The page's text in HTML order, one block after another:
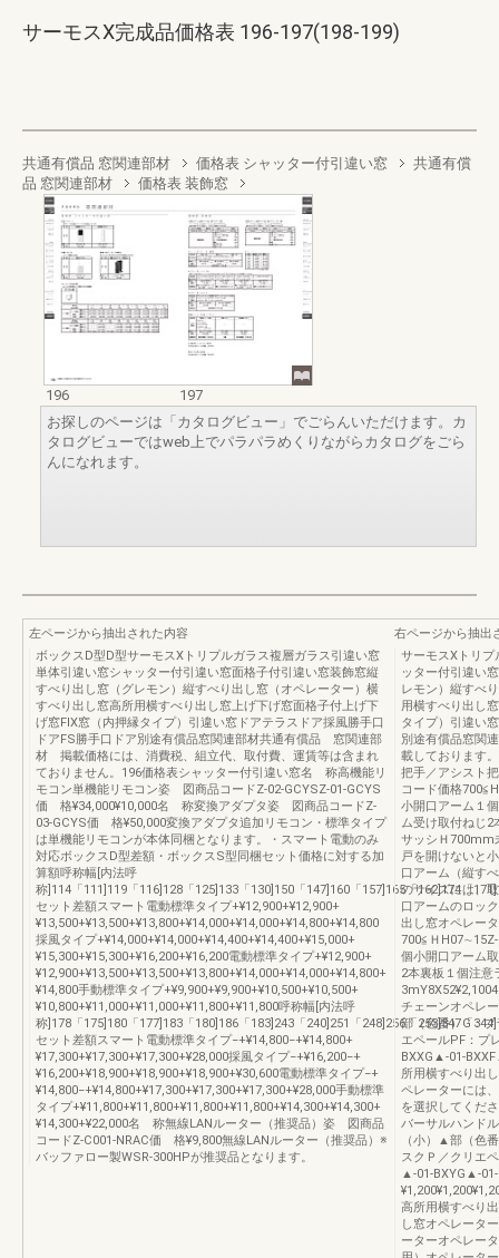
サーモスX完成品価格表 196-197(198-199)
共通有償品 窓関連部材 価格表 シャッター付引違い窓
共通有償
品 窓関連部材
価格表 装飾窓
196
197
お探しのページは「カタログビュー」でごらんいただけます。カ
タログビューではweb上でパラパラめくりながらカタログをごら
んになれます。
左ページから抽出された内容
ボックスD型D型サーモスXトリプルガラス複層ガラス引違い窓
単体引違い窓シャッター付引違い窓面格子付引違い窓装飾窓縦
すべり出し窓（グレモン）縦すべり出し窓（オペレーター）横
すべり出し窓高所用横すべり出し窓上げ下げ窓面格子付上げ下
げ窓FIX窓（内押縁タイプ）引違い窓ドアテラスドア採風勝手口
ドアFS勝手口ドア別途有償品窓関連部材共通有償品 窓関連部
材 掲載価格には、消費税、組立代、取付費、運賃等は含まれ
ておりません。196価格表シャッター付引違い窓名 称高機能リ
モコン単機能リモコン姿 図商品コードZ-02-GCYSZ-01-GCYS
価 格¥34,000¥10,000名 称変換アダプタ姿 図商品コードZ-
03-GCYS価 格¥50,000変換アダプタ追加リモコン・標準タイプ
は単機能リモコンが本体同梱となります。・スマート電動のみ
対応ボックスD型差額・ボックスS型同梱セット価格に対する加
算額呼称幅[内法呼
称]114「111]119「116]128「125]133「130]150「147]160「157]165「162]174「
セット差額スマート電動標準タイプ+¥12,900+¥12,900+
¥13,500+¥13,500+¥13,800+¥14,000+¥14,000+¥14,800+¥14,800
採風タイプ+¥14,000+¥14,000+¥14,400+¥14,400+¥15,000+
¥15,300+¥15,300+¥16,200+¥16,200電動標準タイプ+¥12,900+
¥12,900+¥13,500+¥13,500+¥13,800+¥14,000+¥14,000+¥14,800+
¥14,800手動標準タイプ+¥9,900+¥9,900+¥10,500+¥10,500+
¥10,800+¥11,000+¥11,000+¥11,800+¥11,800呼称幅[内法呼
称]178「175]180「177]183「180]186「183]243「240]251「248]256「253]347「344]
セット差額スマート電動標準タイプ−+¥14,800−+¥14,800+
¥17,300+¥17,300+¥17,300+¥28,000採風タイプ−+¥16,200−+
¥16,200+¥18,900+¥18,900+¥18,900+¥30,600電動標準タイプ−+
¥14,800−+¥14,800+¥17,300+¥17,300+¥17,300+¥28,000手動標準
タイプ+¥11,800+¥11,800+¥11,800+¥11,800+¥14,300+¥14,300+
¥14,300+¥22,000名 称無線LANルーター（推奨品）姿 図商品
コードZ-C001-NRAC価 格¥9,800無線LANルーター（推奨品）※
バッファロー製WSR-300HPが推奨品となります。
右ページから抽出
サーモスXトリプ
ッター付引違い
レモン）縦すべ
用横すべり出し
タイプ）引違い
別途有償品窓関
載しております
把手／アシスト
コード価格
小開口アーム１
ム受け取付ねじ2
サッシＨ700mm
戸を開けないと
口アーム（縦す
のサイズには、
口アームのロッ
出し窓オペレー
700≦Ｈ
個小開口アーム
2本裏板１個注意
チェーンオペレ
部（色番）G：
エペールPF：プ
BXXG▲-01-
所用横すべり出
ペレーターには
を選択してくだ
バーサルハンド
（小）▲部（色
スクＰ／クリエ
▲-01-BXYG▲-
高所用横すべり
し窓オペレータ
ーターオペレー